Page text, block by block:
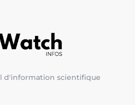
d'information scientifique